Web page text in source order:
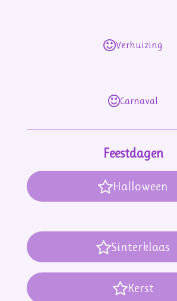
Verhuizing
Carnaval
Feestdagen
Halloween
Sinterklaas
Kerst